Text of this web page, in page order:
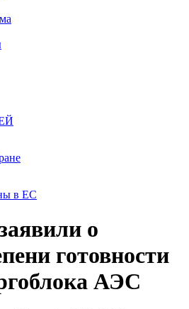
в ЕС
о
готовности
АЭС